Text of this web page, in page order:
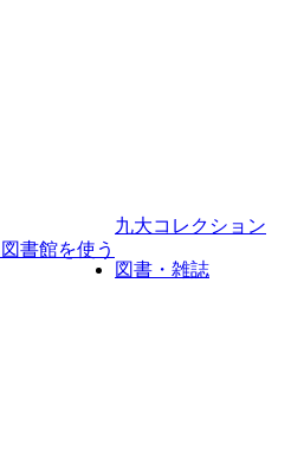
図書館を使う
九大コレクション
図書・雑誌